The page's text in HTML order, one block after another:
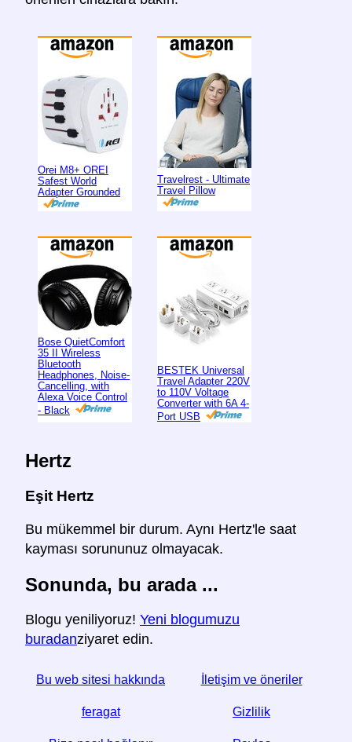
Orei M8+ OREI
Safest World
Adapter Grounded
Travelrest - Ultimate
Travel Pillow
Bose QuietComfort
35 II Wireless
Bluetooth
Headphones, Noise-
Cancelling, with
Alexa Voice Control
- Black
BESTEK Universal
Travel Adapter 220V
to 110V Voltage
Converter with 6A 4-
Port USB
Hertz
Eşit Hertz
Bu mükemmel bir durum. Aynı Hertz'le saat
kayması sorununuz olmayacak.
Sonunda, bu arada ...
Blogu yeniliyoruz! Yeni blogumuzu
buradanziyaret edin.
Bu web sitesi hakkında İletişim ve öneriler
feragat Gizlilik